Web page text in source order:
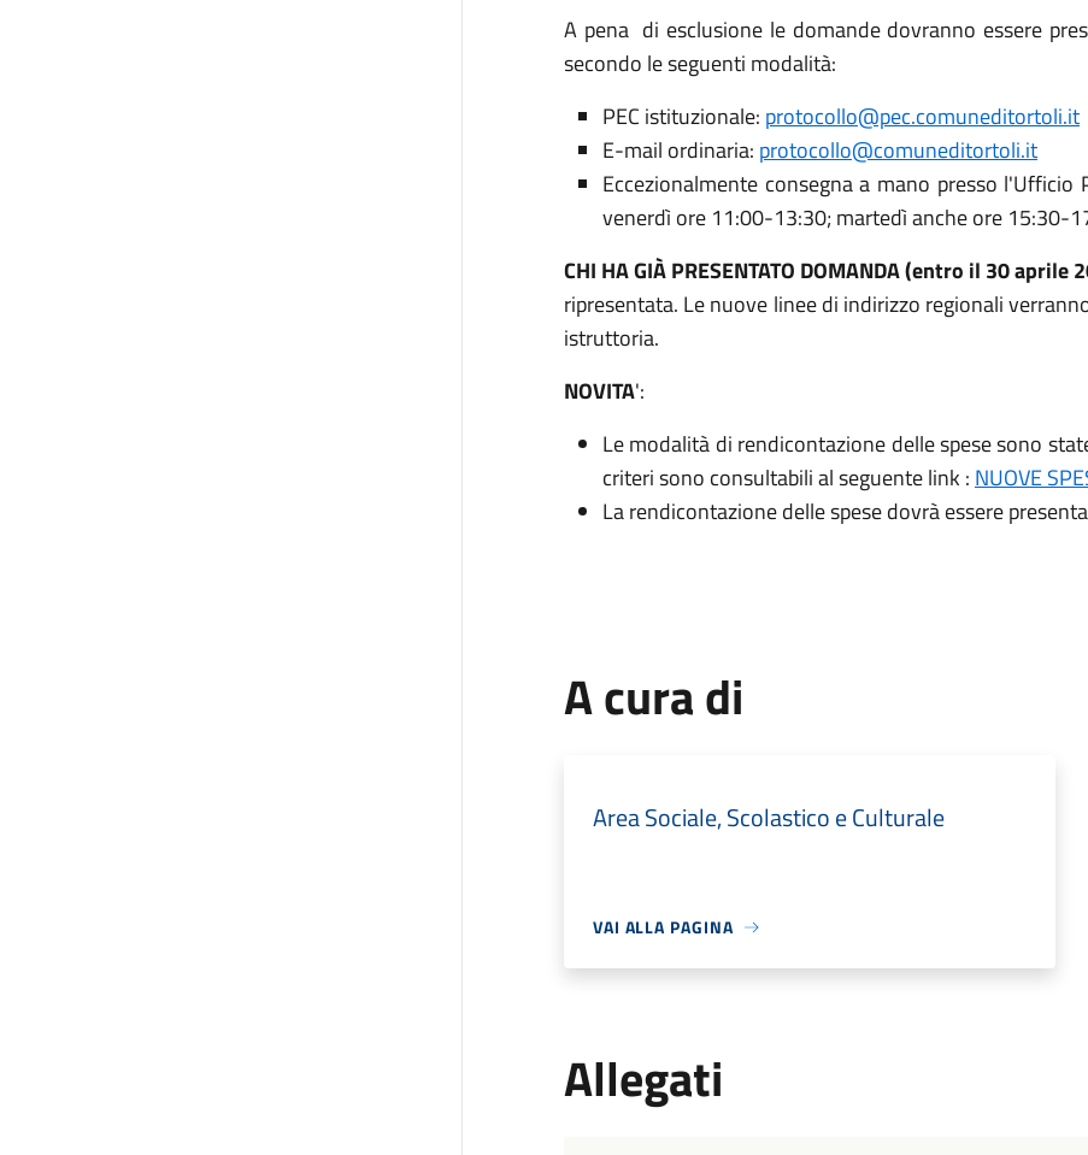
A pena di esclusione le domande dovranno essere
secondo le seguenti modalità:
PEC istituzionale: protocollo@pec.comuneditortoli.it
E-mail ordinaria: protocollo@comuneditortoli.it
Eccezionalmente consegna a mano presso
venerdì ore 11:00-13:30; martedì anche ore 15:30-
CHI HA GIÀ PRESENTATO DOMANDA (entro il 30 aprile
ripresentata. Le nuove linee di indirizzo regionali
istruttoria.
NOVITA':
Le modalità di rendicontazione delle spese sono
criteri sono consultabili al seguente link : NUOVE
La rendicontazione delle spese dovrà essere
A cura di
Area Sociale, Scolastico e Culturale
VAI ALLA PAGINA
Allegati